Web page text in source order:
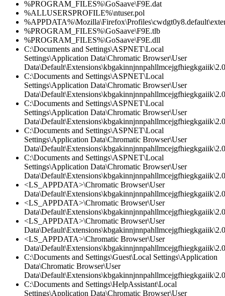
%PROGRAM_FILES%\GoSaave\F9E.dat
%ALLUSERSPROFILE%\ntuser.pol
%PROGRAM_FILES%\GoSaave\F9E.tlb
%PROGRAM_FILES%\GoSaave\F9E.dll
C:\Documents and Settings\ASPNET\Local
Settings\Application Data\Chromatic Browser\User
C:\Documents and Settings\ASPNET\Local
Settings\Application Data\Chromatic Browser\User
C:\Documents and Settings\ASPNET\Local
Settings\Application Data\Chromatic Browser\User
C:\Documents and Settings\ASPNET\Local
Settings\Application Data\Chromatic Browser\User
C:\Documents and Settings\ASPNET\Local
Settings\Application Data\Chromatic Browser\User
<LS_APPDATA>\Chromatic Browser\User
<LS_APPDATA>\Chromatic Browser\User
<LS_APPDATA>\Chromatic Browser\User
<LS_APPDATA>\Chromatic Browser\User
C:\Documents and Settings\Guest\Local Settings\Application
Data\Chromatic Browser\User
C:\Documents and Settings\HelpAssistant\Local
Settings\Application Data\Chromatic Browser\User